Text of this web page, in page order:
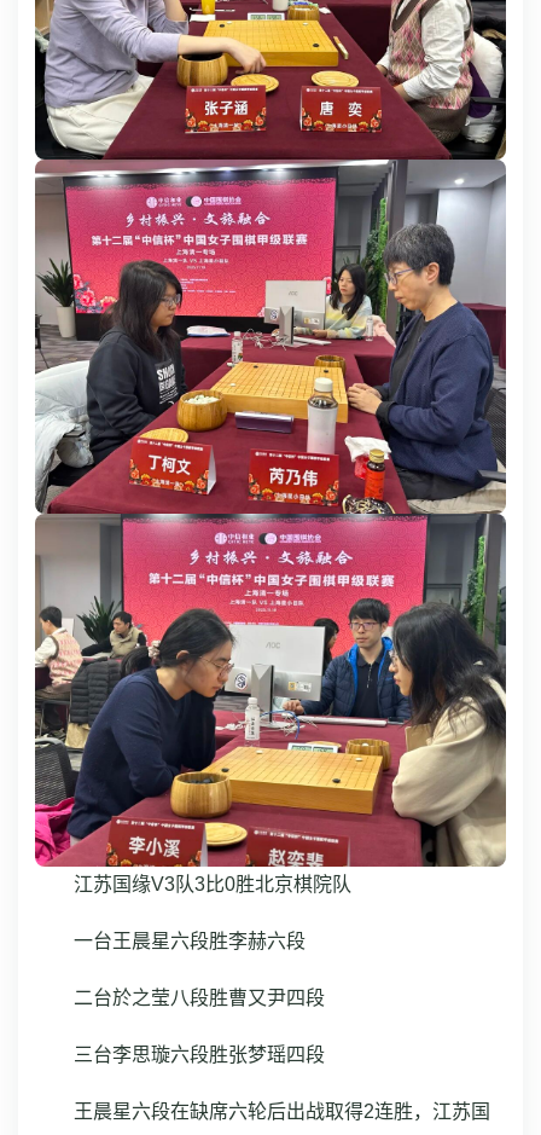
江苏国缘V3队3比0胜北京棋院队
一台王晨星六段胜李赫六段
二台於之莹八段胜曹又尹四段
三台李思璇六段胜张梦瑶四段
王晨星六段在缺席六轮后出战取得2连胜，江苏国